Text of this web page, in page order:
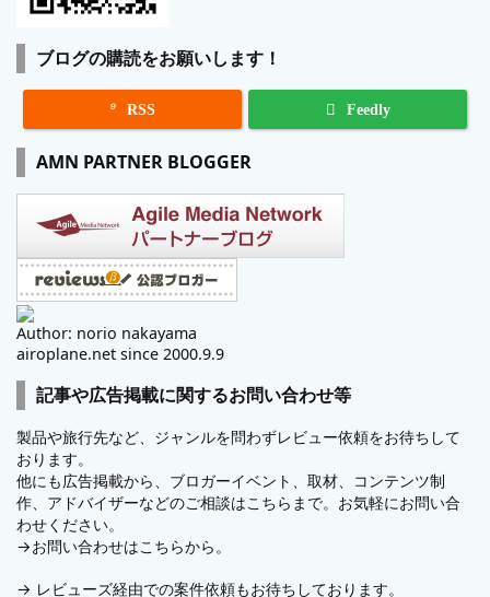
ブログの購読をお願いします！
 RSS Feedly
AMN PARTNER BLOGGER
Author: norio nakayama
airoplane.net since 2000.9.9
記事や広告掲載に関するお問い合わせ等
製品や旅行先など、ジャンルを問わずレビュー依頼をお待ちして
おります。
他にも広告掲載から、ブロガーイベント、取材、コンテンツ制
作、アドバイザーなどのご相談はこちらまで。お気軽にお問い合
わせください。
→お問い合わせはこちらから。
→ レビューズ経由での案件依頼もお待ちしております。